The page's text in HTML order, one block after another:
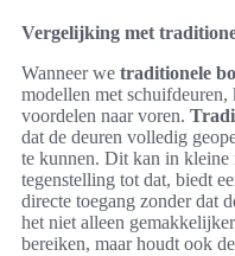
Vergelijking met
Wanneer we traditionele
modellen met
voordelen naar voren.
dat de deuren volledig
te kunnen. Dit kan in
tegenstelling tot dat, biedt
directe toegang zonder dat
het niet alleen
bereiken, maar houdt ook